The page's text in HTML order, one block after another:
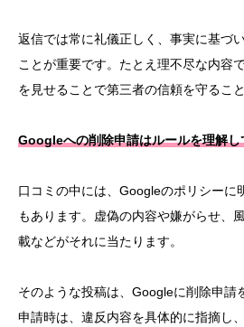
返信では常に礼儀正しく、事実に基づ
ことが重要です。たとえ理不尽な内容
を見せることで第三者の信頼を守るこ
Googleへの削除申請はルールを理解し
口コミの中には、Googleのポリシーに
もあります。虚偽の内容や嫌がらせ、
載などがそれに当たります。
そのような投稿は、Googleに削除申請
申請時は、違反内容を具体的に指摘し